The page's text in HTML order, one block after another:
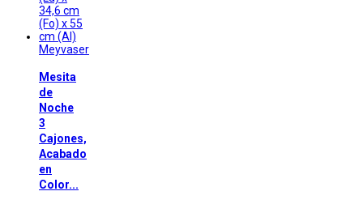
Meyvaser
Mesita
de
Noche
3
Cajones,
Acabado
en
Color...